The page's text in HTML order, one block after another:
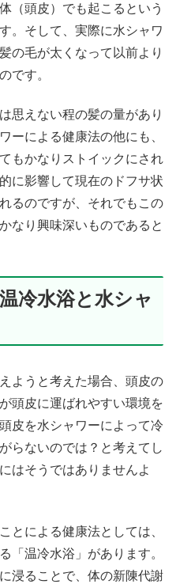
（頭皮）でも起こるという
。そして、実際に水シャワ
の毛が太くなって以前より
です。
思えない程の髪の量があり
ーによる健康法の他にも、
もかなりストイックにされ
に影響して現在のドフサ状
るのですが、それでもこの
なり興味深いものであると
冷水浴と水シャ
ようと考えた場合、頭皮の
頭皮に運ばれやすい環境を
皮を水シャワーによって冷
らないのでは？と考えてし
はそうではありませんよ
とによる健康法としては、
「温冷水浴」があります。
浸ることで、体の新陳代謝